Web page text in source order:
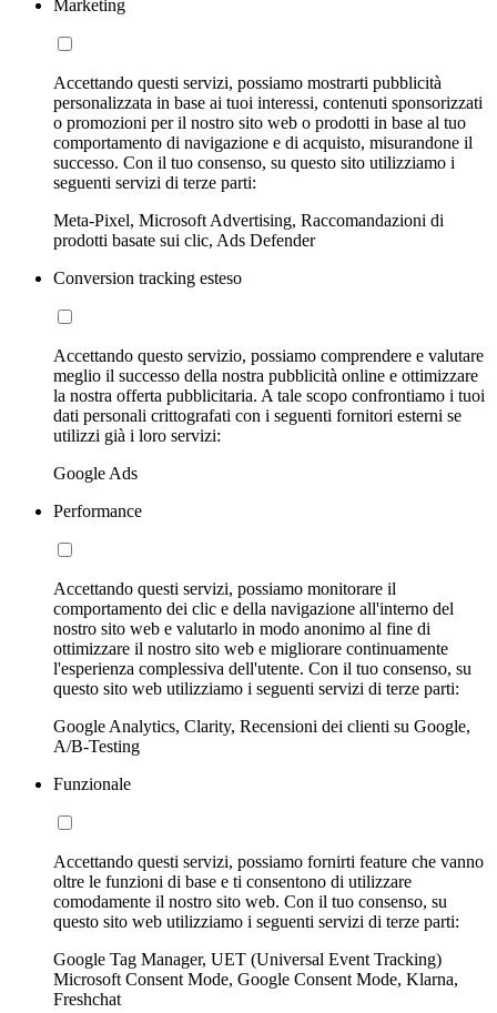
Marketing
Accettando questi servizi, possiamo mostrarti pubblicità
personalizzata in base ai tuoi interessi, contenuti sponsorizzati
o promozioni per il nostro sito web o prodotti in base al tuo
comportamento di navigazione e di acquisto, misurandone il
successo. Con il tuo consenso, su questo sito utilizziamo i
seguenti servizi di terze parti:
Meta-Pixel, Microsoft Advertising, Raccomandazioni di
prodotti basate sui clic, Ads Defender
Conversion tracking esteso
Accettando questo servizio, possiamo comprendere e valutare
meglio il successo della nostra pubblicità online e ottimizzare
la nostra offerta pubblicitaria. A tale scopo confrontiamo i tuoi
dati personali crittografati con i seguenti fornitori esterni se
utilizzi già i loro servizi:
Google Ads
Performance
Accettando questi servizi, possiamo monitorare il
comportamento dei clic e della navigazione all'interno del
nostro sito web e valutarlo in modo anonimo al fine di
ottimizzare il nostro sito web e migliorare continuamente
l'esperienza complessiva dell'utente. Con il tuo consenso, su
questo sito web utilizziamo i seguenti servizi di terze parti:
Google Analytics, Clarity, Recensioni dei clienti su Google,
A/B-Testing
Funzionale
Accettando questi servizi, possiamo fornirti feature che vanno
oltre le funzioni di base e ti consentono di utilizzare
comodamente il nostro sito web. Con il tuo consenso, su
questo sito web utilizziamo i seguenti servizi di terze parti:
Google Tag Manager, UET (Universal Event Tracking)
Microsoft Consent Mode, Google Consent Mode, Klarna,
Freshchat